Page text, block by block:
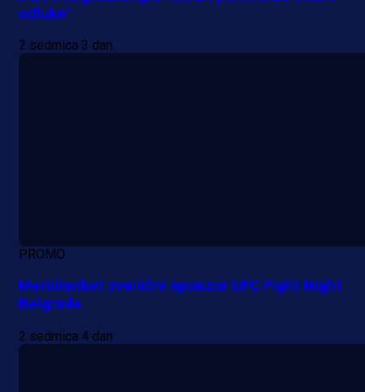
odluke"
2 sedmica 3 dan
PROMO
Meridianbet zvanični sponzor UFC Fight Night
Belgrade
2 sedmica 4 dan